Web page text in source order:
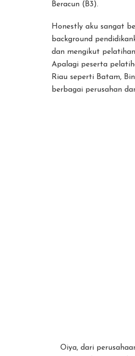
Beracun (B3).
Honestly aku sangat
background
dan mengikut
Apalagi peserta
Riau seperti Batam,
berbagai perusahan
Oiya, dari